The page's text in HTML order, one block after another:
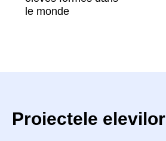
Proiectele elevilor
© 2026 Impact. Tous droits réservés.